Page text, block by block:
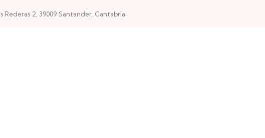
Rederas 2, 39009 Santander, Cantabria